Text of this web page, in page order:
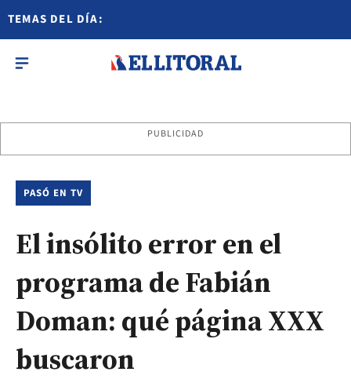
TEMAS DEL DÍA:
PUBLICIDAD
PASÓ EN TV
El insólito error en el
programa de Fabián
Doman: qué página XXX
buscaron